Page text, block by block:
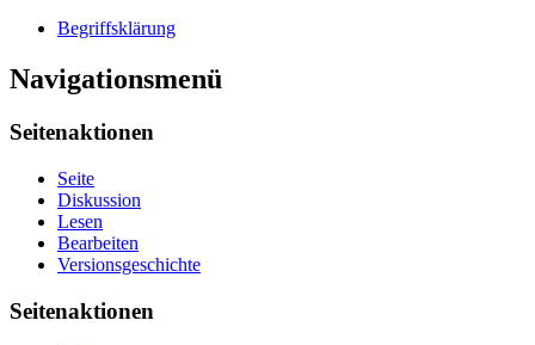
Begriffsklärung
Navigationsmenü
Seitenaktionen
Seite
Diskussion
Lesen
Bearbeiten
Versionsgeschichte
Seitenaktionen